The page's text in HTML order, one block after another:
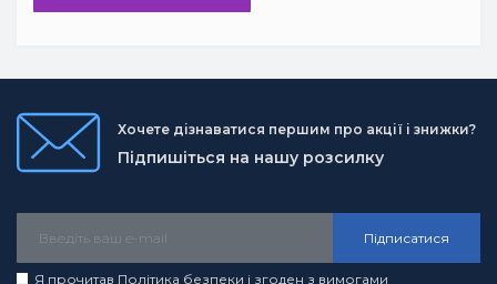
Хочете дізнаватися першим про акції і знижки?
Підпишіться на нашу розсилку
Підписатися
Я прочитав Політика безпеки і згоден з вимогами